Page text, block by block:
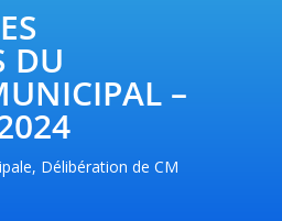
DU
–
, Délibération de CM